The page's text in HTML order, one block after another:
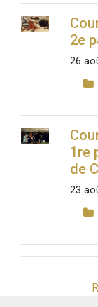
2e
26
1re
de
23